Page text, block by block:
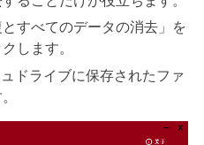
すべてのデータの消去」を
します。
ドライブに保存されたファ